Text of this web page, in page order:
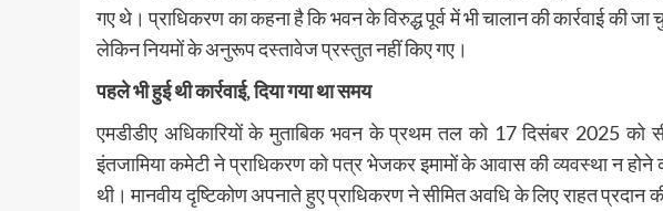
गए थे। प्राधिकरण का कहना है कि भवन के विरुद्ध पूर्व में भी चालान की कार्रवाई की
लेकिन नियमों के अनुरूप दस्तावेज प्रस्तुत नहीं किए गए।
पहले भी हुई थी कार्रवाई, दिया गया था समय
एमडीडीए अधिकारियों के मुताबिक भवन के प्रथम तल को 17 दिसंबर 2025 को
इंतजामिया कमेटी ने प्राधिकरण को पत्र भेजकर इमामों के आवास की व्यवस्था न
थी। मानवीय दृष्टिकोण अपनाते हुए प्राधिकरण ने सीमित अवधि के लिए राहत